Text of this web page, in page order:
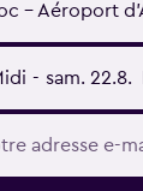
- Aéroport
- sam. 22.8.